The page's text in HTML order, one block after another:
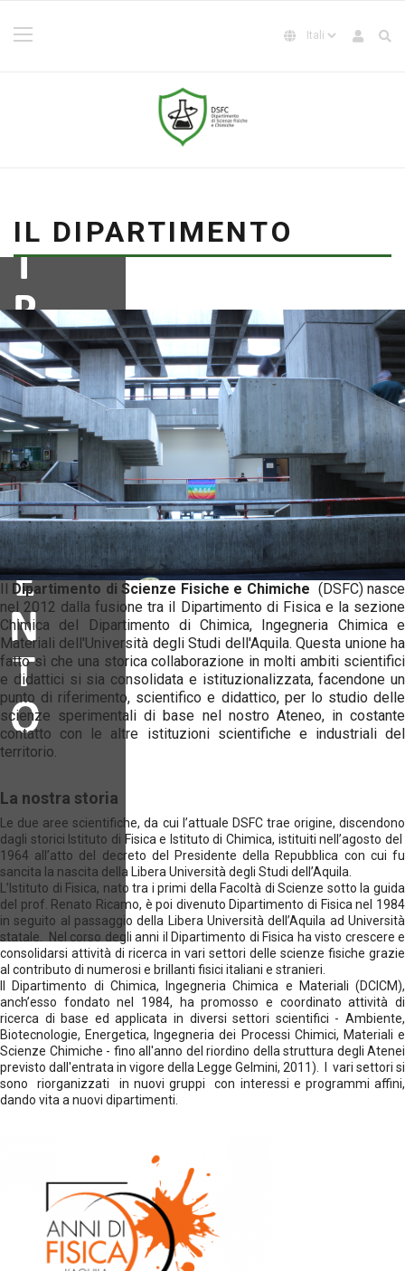
IL DIPARTIMENTO
Il Dipartimento di Scienze Fisiche e Chimiche (DSFC) nasce
nel 2012 dalla fusione tra il Dipartimento di Fisica e la sezione
Chimica del Dipartimento di Chimica, Ingegneria Chimica e
Materiali dell'Università degli Studi dell'Aquila. Questa unione ha
fatto sì che una storica collaborazione in molti ambiti scientifici
e didattici si sia consolidata e istituzionalizzata, facendone un
punto di riferimento, scientifico e didattico, per lo studio delle
scienze sperimentali di base nel nostro Ateneo, in costante
contatto con le altre istituzioni scientifiche e industriali del
territorio.
La nostra storia
Le due aree scientifiche, da cui l’attuale DSFC trae origine, discendono
dagli storici Istituto di Fisica e Istituto di Chimica, istituiti nell’agosto del
1964 all’atto del decreto del Presidente della Repubblica con cui fu
sancita la nascita della Libera Università degli Studi dell’Aquila.
L’Istituto di Fisica, nato tra i primi della Facoltà di Scienze sotto la guida
del prof. Renato Ricamo, è poi divenuto Dipartimento di Fisica nel 1984
in seguito al passaggio della Libera Università dell’Aquila ad Università
statale. Nel corso degli anni il Dipartimento di Fisica ha visto crescere e
consolidarsi attività di ricerca in vari settori delle scienze fisiche grazie
al contributo di numerosi e brillanti fisici italiani e stranieri.
Il Dipartimento di Chimica, Ingegneria Chimica e Materiali (DCICM),
anch’esso fondato nel 1984, ha promosso e coordinato attività di
ricerca di base ed applicata in diversi settori scientifici - Ambiente,
Biotecnologie, Energetica, Ingegneria dei Processi Chimici, Materiali e
Scienze Chimiche - fino all'anno del riordino della struttura degli Atenei
previsto dall'entrata in vigore della Legge Gelmini, 2011). I vari settori si
sono riorganizzati in nuovi gruppi con interessi e programmi affini,
dando vita a nuovi dipartimenti.